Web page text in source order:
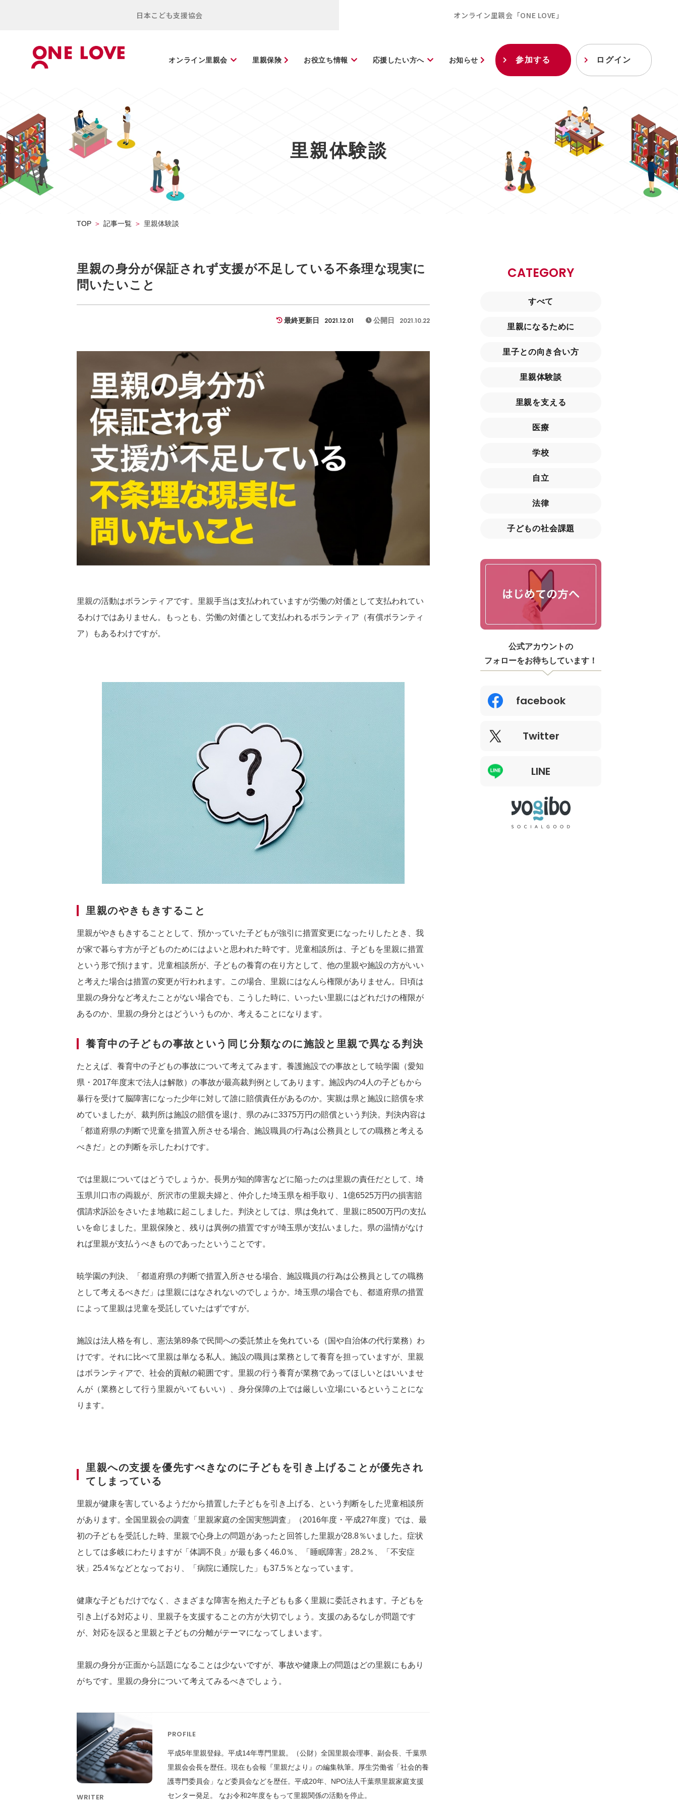
日本こども支援協会 オンライン里親会「ONE LOVE」
オンライン里親会 里親保険 お役立ち情報 応援したい方へ お知らせ 参加する ログイン
里親体験談
TOP 記事一覧 里親体験談
里親の身分が保証されず支援が不足している不条理な現実に
問いたいこと
最終更新日 2021.12.01 公開日 2021.10.22
里親の活動はボランティアです。里親手当は支払われていますが労働の対価として支払われてい
るわけではありません。もっとも、労働の対価として支払われるボランティア（有償ボランティ
ア）もあるわけですが。
里親のやきもきすること
里親がやきもきすることとして、預かっていた子どもが強引に措置変更になったりしたとき、我
が家で暮らす方が子どものためにはよいと思われた時です。児童相談所は、子どもを里親に措置
という形で預けます。児童相談所が、子どもの養育の在り方として、他の里親や施設の方がいい
と考えた場合は措置の変更が行われます。この場合、里親にはなんら権限がありません。日頃は
里親の身分など考えたことがない場合でも、こうした時に、いったい里親にはどれだけの権限が
あるのか、里親の身分とはどういうものか、考えることになります。
養育中の子どもの事故という同じ分類なのに施設と里親で異なる判決
たとえば、養育中の子どもの事故について考えてみます。養護施設での事故として暁学園（愛知
県・2017年度末で法人は解散）の事故が最高裁判例としてあります。施設内の4人の子どもから
暴行を受けて脳障害になった少年に対して誰に賠償責任があるのか。実親は県と施設に賠償を求
めていましたが、裁判所は施設の賠償を退け、県のみに3375万円の賠償という判決。判決内容は
「都道府県の判断で児童を措置入所させる場合、施設職員の行為は公務員としての職務と考える
べきだ」との判断を示したわけです。
では里親についてはどうでしょうか。長男が知的障害などに陥ったのは里親の責任だとして、埼
玉県川口市の両親が、所沢市の里親夫婦と、仲介した埼玉県を相手取り、1億6525万円の損害賠
償請求訴訟をさいたま地裁に起こしました。判決としては、県は免れて、里親に8500万円の支払
いを命じました。里親保険と、残りは異例の措置ですが埼玉県が支払いました。県の温情がなけ
れば里親が支払うべきものであったということです。
暁学園の判決、「都道府県の判断で措置入所させる場合、施設職員の行為は公務員としての職務
として考えるべきだ」は里親にはなされないのでしょうか。埼玉県の場合でも、都道府県の措置
によって里親は児童を受託していたはずですが。
施設は法人格を有し、憲法第89条で民間への委託禁止を免れている（国や自治体の代行業務）わ
けです。それに比べて里親は単なる私人。施設の職員は業務として養育を担っていますが、里親
はボランティアで、社会的貢献の範囲です。里親の行う養育が業務であってほしいとはいいませ
んが（業務として行う里親がいてもいい）、身分保障の上では厳しい立場にいるということにな
ります。
里親への支援を優先すべきなのに子どもを引き上げることが優先され
てしまっている
里親が健康を害しているようだから措置した子どもを引き上げる、という判断をした児童相談所
があります。全国里親会の調査「里親家庭の全国実態調査」（2016年度・平成27年度）では、最
初の子どもを受託した時、里親で心身上の問題があったと回答した里親が28.8％いました。症状
としては多岐にわたりますが「体調不良」が最も多く46.0％、「睡眠障害」28.2％、「不安症
状」25.4％などとなっており、「病院に通院した」も37.5％となっています。
健康な子どもだけでなく、さまざまな障害を抱えた子どもも多く里親に委託されます。子どもを
引き上げる対応より、里親子を支援することの方が大切でしょう。支援のあるなしが問題です
が、対応を誤ると里親と子どもの分離がテーマになってしまいます。
里親の身分が正面から話題になることは少ないですが、事故や健康上の問題はどの里親にもあり
がちです。里親の身分について考えてみるべきでしょう。
WRITER
PROFILE
平成5年里親登録。平成14年専門里親。（公財）全国里親会理事、副会長、千葉県
里親会会長を歴任。現在も会報『里親だより』の編集執筆。厚生労働省「社会的養
護専門委員会」など委員会などを歴任。平成20年、NPO法人千葉県里親家庭支援
センター発足。 なお令和2年度をもって里親関係の活動を停止。
CATEGORY
すべて
里親になるために
里子との向き合い方
里親体験談
里親を支える
医療
学校
自立
法律
子どもの社会課題
公式アカウントの
フォローをお待ちしています！
facebook
Twitter
LINE